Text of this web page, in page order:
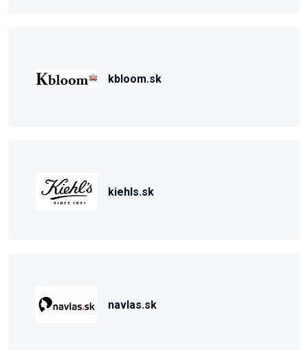
kbloom.sk
kiehls.sk
navlas.sk